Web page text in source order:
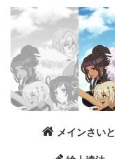
メインさいと